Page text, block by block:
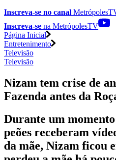
Inscreva-se no canal
Inscreva-se na MetrópolesTV
Página Inicial
Entretenimento
Televisão
Televisão
Nizam tem crise de
Fazenda antes da
Durante um momento
peões receberam
da mãe, Nizam ficou